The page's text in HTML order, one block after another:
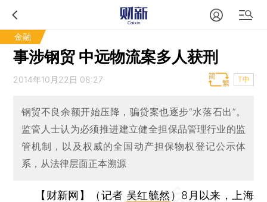
金融
事涉钢贸 中远物流案多人获刑
2014年10月22日 08:27 T中
钢贸不良余额开始压降，骗贷案也逐步“水落石出”。
监管人士认为必须推进建立健全担保品管理行业的监
管机制，以及权威的全国动产担保物权登记公示体
系，从法律层面正本溯源
【财新网】（记者 吴红毓然 ） 8月以来，上海